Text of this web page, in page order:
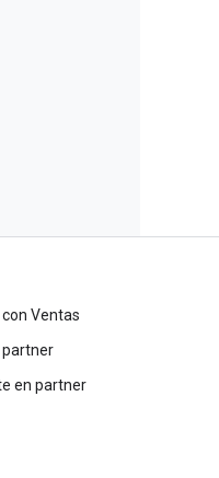
Ventas
partner
en partner